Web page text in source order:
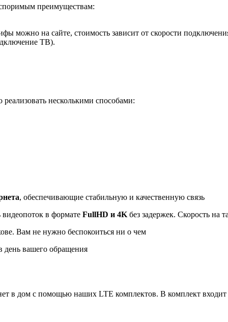
преимуществам:
можно на сайте, стоимость зависит от скорости
ТВ).
несколькими способами:
, обеспечивающие стабильную и качественную связь
видеопоток в формате FullHD и 4K без задержек. Скорость на
Вам не нужно беспокоиться ни о чем
вашего обращения
в дом с помощью наших LTE комплектов. В комплект